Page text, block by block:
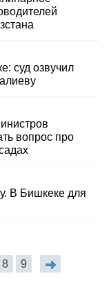
суд озвучил
вопрос про
В Бишкеке для
8 9